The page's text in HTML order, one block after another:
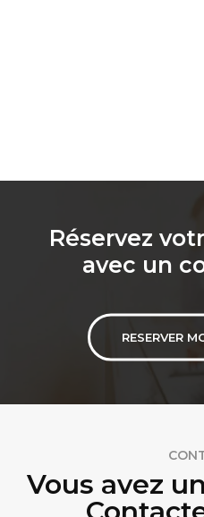
Réservez
avec un
RESERVER
Vous avez